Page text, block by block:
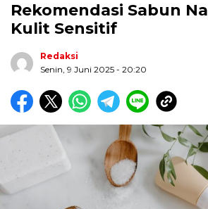
Rekomendasi Sabun
Kulit Sensitif
Redaksi
Senin, 9 Juni 2025 - 20:20